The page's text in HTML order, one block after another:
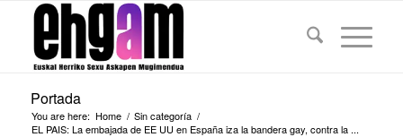
Portada
You are here: Home / Sin categoría /
EL PAIS: La embajada de EE UU en España iza la bandera gay, contra la ...